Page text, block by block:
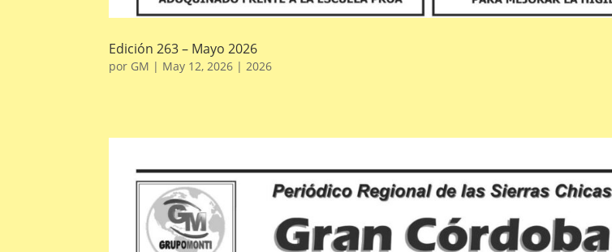
Edición 263 – Mayo 2026
por GM | May 12, 2026 |2026